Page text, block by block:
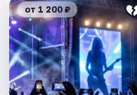
от 1 200 ₽